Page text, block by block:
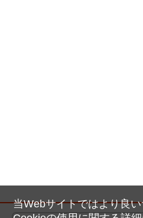
当Webサイトではより良